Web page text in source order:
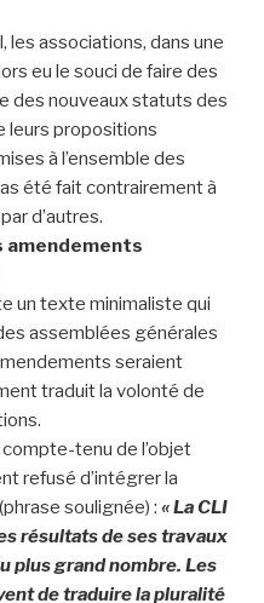
les associations, dans une
eu le souci de faire des
des nouveaux statuts des
leurs propositions
à l’ensemble des
été fait contrairement à
d’autres.
amendements
un texte minimaliste qui
assemblées générales
seraient
traduit la volonté de
tenu de l’objet
refusé d’intégrer la
soulignée) : « La CLI
résultats de ses travaux
plus grand nombre. Les
de traduire la pluralité